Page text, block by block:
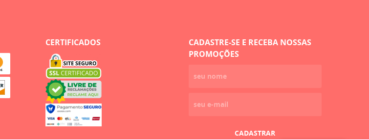
CERTIFICADOS
CADASTRE-SE E RECEBA NOSSAS
PROMOÇÕES
CADASTRAR